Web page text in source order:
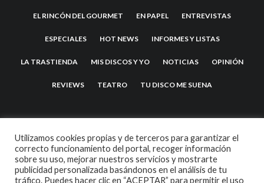
EL RINCÓN DEL GOURMET EN PAPEL ENTREVISTAS
ESPECIALES HOT NEWS INFORMES Y LISTAS
LA TRASTIENDA MIS DISCOS Y YO NOTICIAS OPINIÓN
REVIEWS TEATRO TU DISCO ME SUENA
Utilizamos cookies propias y de terceros para garantizar el
correcto funcionamiento del portal, recoger información
sobre su uso, mejorar nuestros servicios y mostrarte
publicidad personalizada basándonos en el análisis de tu
tráfico. Puedes hacer clic en “ACEPTAR” para permitir el uso